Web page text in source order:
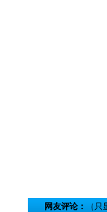
网友评论： （